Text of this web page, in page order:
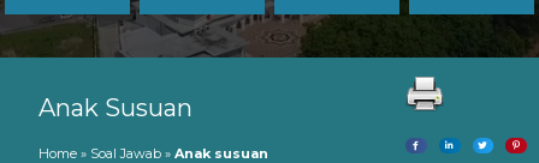
Anak Susuan
Home » Soal Jawab » Anak susuan